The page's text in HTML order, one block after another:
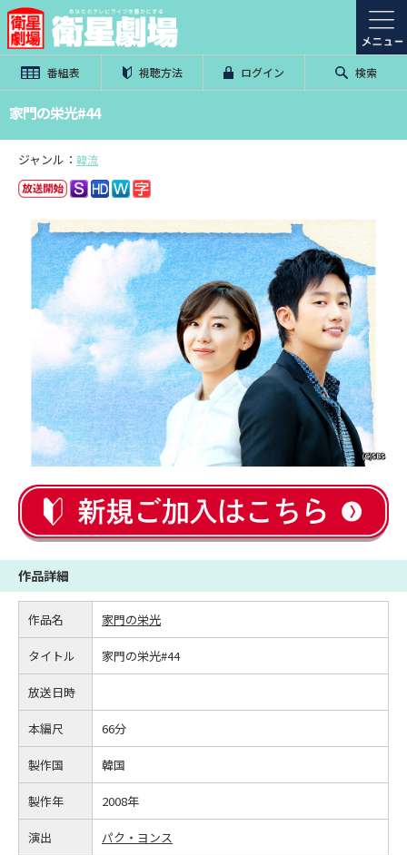
番組表 視聴方法 ログイン 検索
家門の栄光#44
ジャンル： 韓流
作品詳細
作品名 家門の栄光
タイトル 家門の栄光#44
放送日時
本編尺 66分
製作国 韓国
製作年 2008年
演出 パク・ヨンス